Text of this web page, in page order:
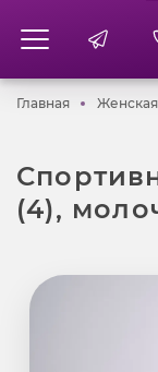
ГлавнаяГлавная
(4),